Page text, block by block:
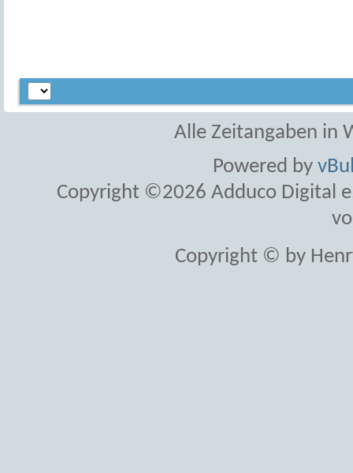
Alle Zeitangaben in
Powered by
Copyright ©2026 Adduco Digital
Copyright © by